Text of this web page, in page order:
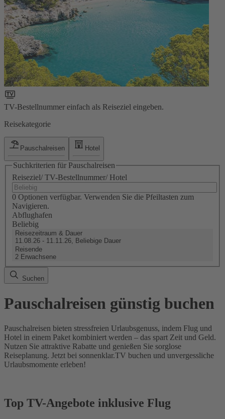
TV-Bestellnummer einfach als Reiseziel eingeben.
Reisekategorie
Pauschalreisen Hotel
Suchkriterien für Pauschalreisen
Reiseziel/ TV-Bestellnummer/ Hotel
0 Optionen verfügbar. Verwenden Sie die Pfeiltasten zum
Navigieren.
Abflughafen
Beliebig
Reisezeitraum & Dauer
11.08.26 - 11.11.26, Beliebige Dauer
Reisende
2 Erwachsene
Suchen
Pauschalreisen günstig buchen
Pauschalreisen bieten stressfreien Urlaubsgenuss, indem Flug und
Hotel in einem Paket kombiniert werden – das spart Zeit und Geld.
Nutzen Sie attraktive Rabatte und genießen Sie sorglose
Reiseplanung. Jetzt bei sonnenklar.TV buchen und unvergessliche
Urlaubsmomente erleben!
Top TV-Angebote inklusive Flug